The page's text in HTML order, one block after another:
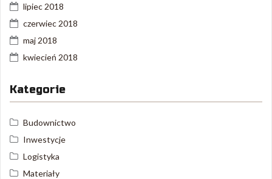
lipiec 2018
czerwiec 2018
maj 2018
kwiecień 2018
Kategorie
Budownictwo
Inwestycje
Logistyka
Materiały